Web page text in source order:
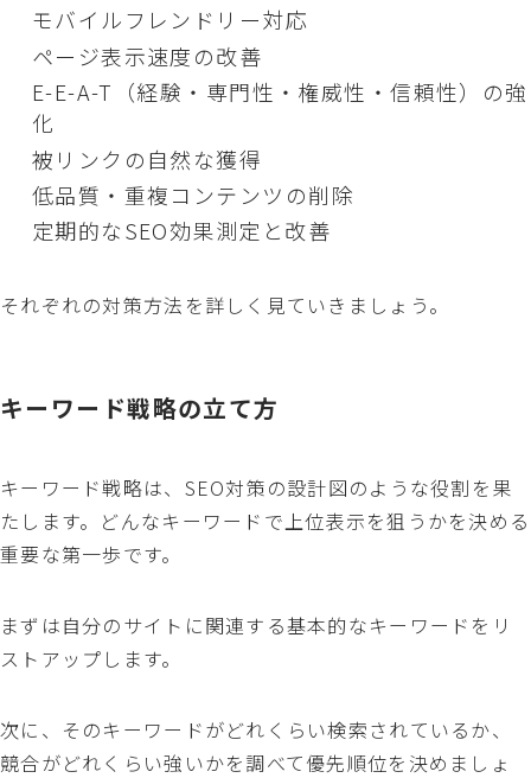
モバイルフレンドリー対応
ページ表示速度の改善
E-E-A-T（経験・専門性・権威性・信頼性）の強
化
被リンクの自然な獲得
低品質・重複コンテンツの削除
定期的なSEO効果測定と改善
それぞれの対策方法を詳しく見ていきましょう。
キーワード戦略の立て方
キーワード戦略は、SEO対策の設計図のような役割を果
たします。どんなキーワードで上位表示を狙うかを決める
重要な第一歩です。
まずは自分のサイトに関連する基本的なキーワードをリ
ストアップします。
次に、そのキーワードがどれくらい検索されているか、
競合がどれくらい強いかを調べて優先順位を決めましょ